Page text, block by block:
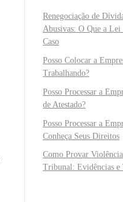
Renegociação de
Abusivas: O Que a
Caso
Posso Colocar a
Trabalhando?
Posso Processar a
de Atestado?
Posso Processar a
Conheça Seus Direitos
Como Provar
Tribunal: Evidências e